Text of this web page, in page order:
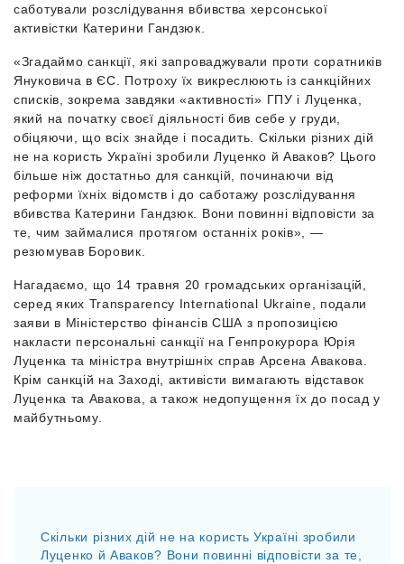
саботували розслідування вбивства херсонської
активістки Катерини Гандзюк.
«Згадаймо санкції, які запроваджували проти соратників
Януковича в ЄС. Потроху їх викреслюють із санкційних
списків, зокрема завдяки «активності» ГПУ і Луценка,
який на початку своєї діяльності бив себе у груди,
обіцяючи, що всіх знайде і посадить. Скільки різних дій
не на користь Україні зробили Луценко й Аваков? Цього
більше ніж достатньо для санкцій, починаючи від
реформи їхніх відомств і до саботажу розслідування
вбивства Катерини Гандзюк. Вони повинні відповісти за
те, чим займалися протягом останніх років», —
резюмував Боровик.
Нагадаємо, що 14 травня 20 громадських організацій,
серед яких Transparency International Ukraine, подали
заяви в Міністерство фінансів США з пропозицією
накласти персональні санкції на Генпрокурора Юрія
Луценка та міністра внутрішніх справ Арсена Авакова.
Крім санкцій на Заході, активісти вимагають відставок
Луценка та Авакова, а також недопущення їх до посад у
майбутньому.
Скільки різних дій не на користь Україні зробили
Луценко й Аваков? Вони повинні відповісти за те,